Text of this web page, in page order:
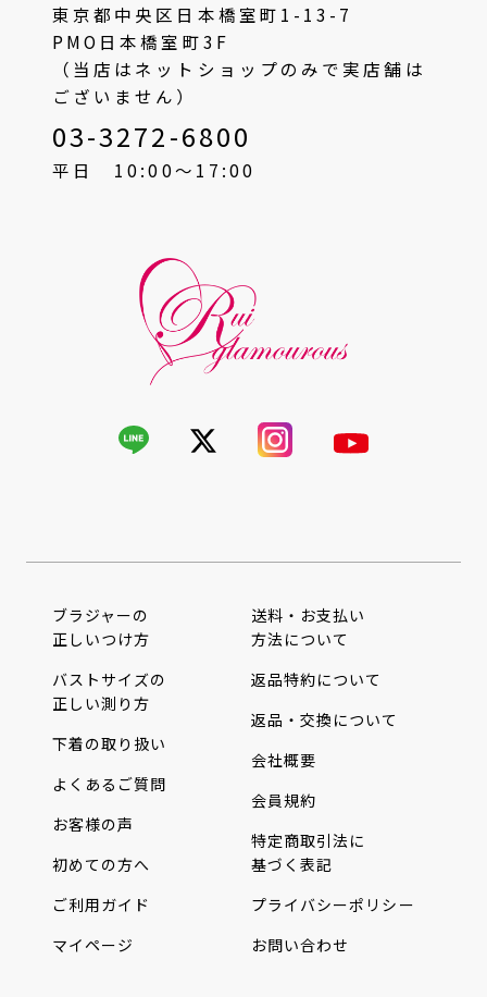
東京都中央区日本橋室町1-13-7
PMO日本橋室町3F
（当店はネットショップのみで実店舗は
ございません）
03-3272-6800
平日 10:00〜17:00
ブラジャーの
正しいつけ方
バストサイズの
正しい測り方
下着の取り扱い
よくあるご質問
お客様の声
初めての方へ
ご利用ガイド
マイページ
送料・お支払い
方法について
返品特約について
返品・交換について
会社概要
会員規約
特定商取引法に
基づく表記
プライバシーポリシー
お問い合わせ